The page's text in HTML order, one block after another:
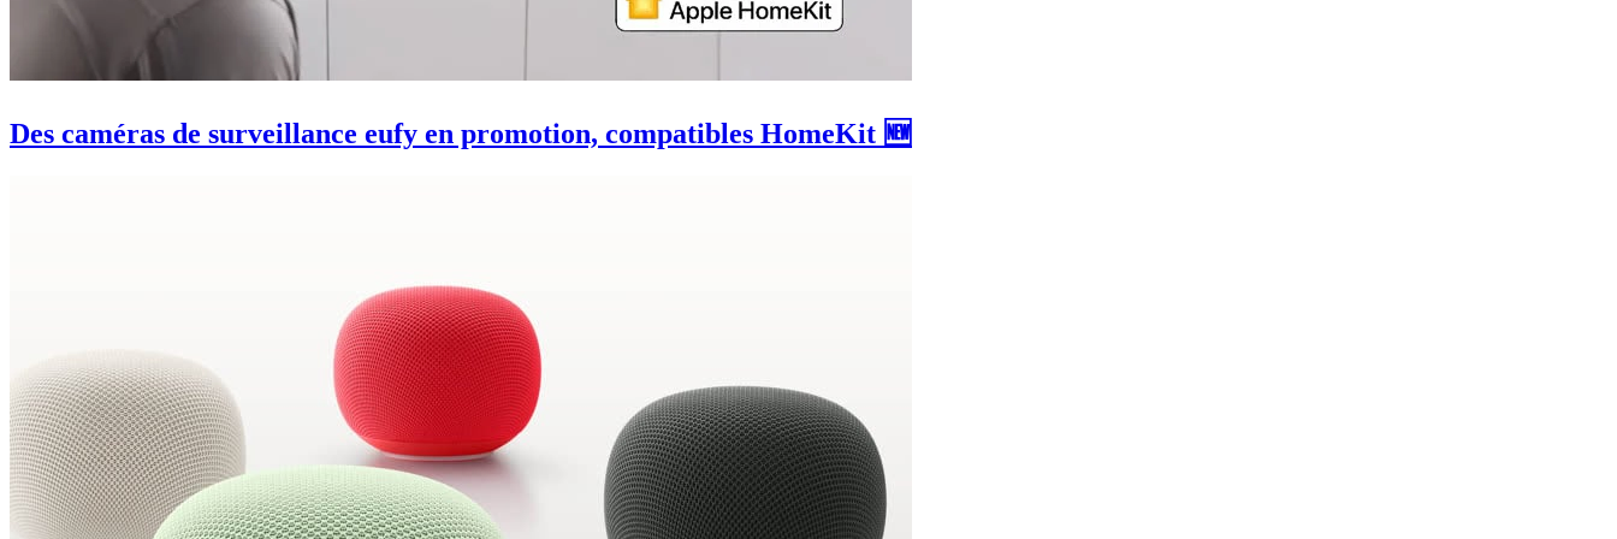
Des caméras de surveillance eufy en promotion, compatibles HomeKit 🆕